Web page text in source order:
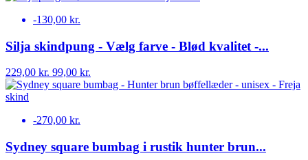
-130,00 kr.
Silja skindpung - Vælg farve - Blød kvalitet -...
229,00 kr. 99,00 kr.
-270,00 kr.
Sydney square bumbag i rustik hunter brun...